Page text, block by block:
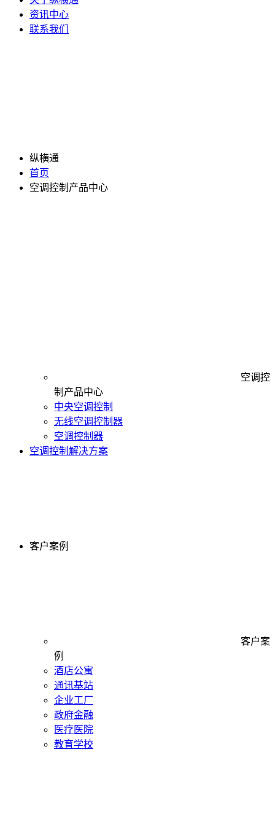
资讯中心
联系我们
纵横通
首页
空调控制产品中心
空调控
制产品中心
中央空调控制
无线空调控制器
空调控制器
空调控制解决方案
客户案例
客户案
例
酒店公寓
通讯基站
企业工厂
政府金融
医疗医院
教育学校